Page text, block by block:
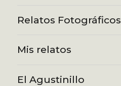
Relatos Fotográficos
Mis relatos
El Agustinillo